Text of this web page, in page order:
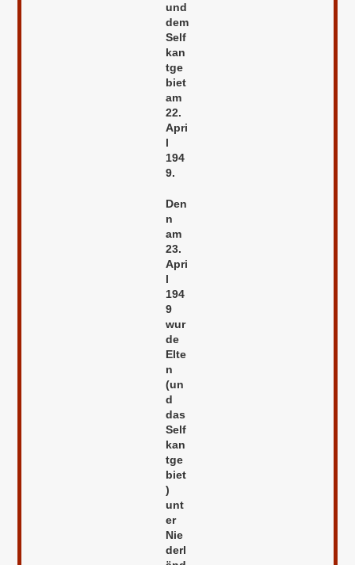
und
dem
Self
kan
tge
biet
am
22.
Apri
l
194
9.
Den
n
am
23.
Apri
l
194
9
wur
de
Elte
n
(un
d
das
Self
kan
tge
biet
)
unt
er
Nie
derl